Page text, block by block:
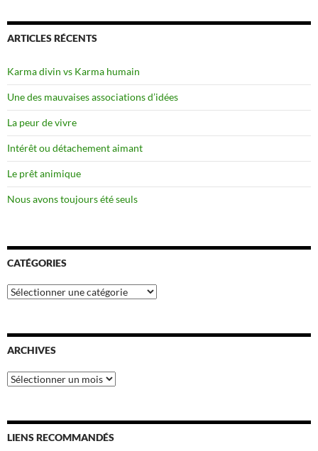
ARTICLES RÉCENTS
Karma divin vs Karma humain
Une des mauvaises associations d’idées
La peur de vivre
Intérêt ou détachement aimant
Le prêt animique
Nous avons toujours été seuls
CATÉGORIES
Catégories
ARCHIVES
Archives
LIENS RECOMMANDÉS